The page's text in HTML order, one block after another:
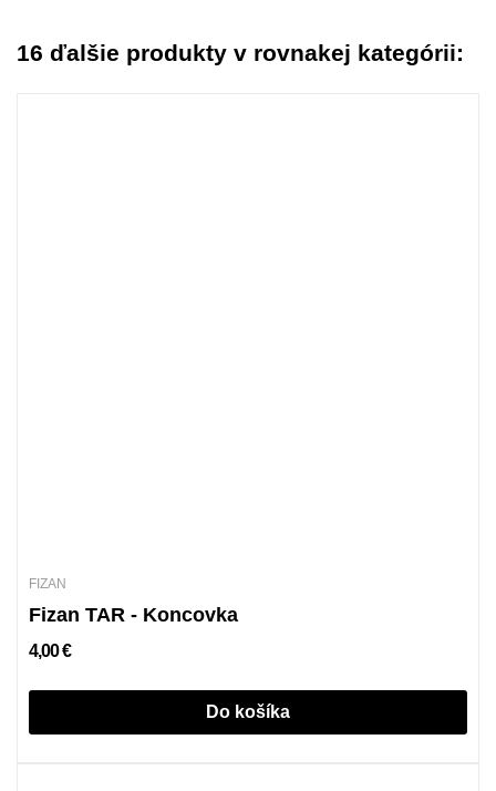
16 ďalšie produkty v rovnakej kategórii:
FIZAN
Fizan TAR - Koncovka
4,00 €
Do košíka